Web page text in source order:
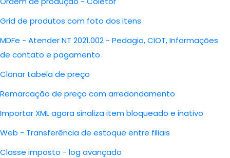
Grid de produtos com foto dos itens
MDFe - Atender NT 2021.002 - Pedagio, CIOT, Informações
de contato e pagamento
Clonar tabela de preço
Remarcação de preço com arredondamento
Importar XML agora sinaliza item bloqueado e inativo
Web - Transferência de estoque entre filiais
Classe imposto - log avançado